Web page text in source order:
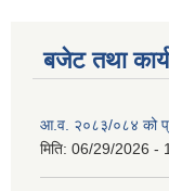
बजेट तथा
आ.व. २०८३/०८४ को
मिति: 06/29/2026 -